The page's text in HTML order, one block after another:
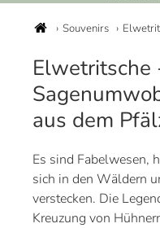
Souvenirs
Elwetritsche
aus dem
Es sind Fabelwesen,
sich in den Wäldern
verstecken. Die
Kreuzung von